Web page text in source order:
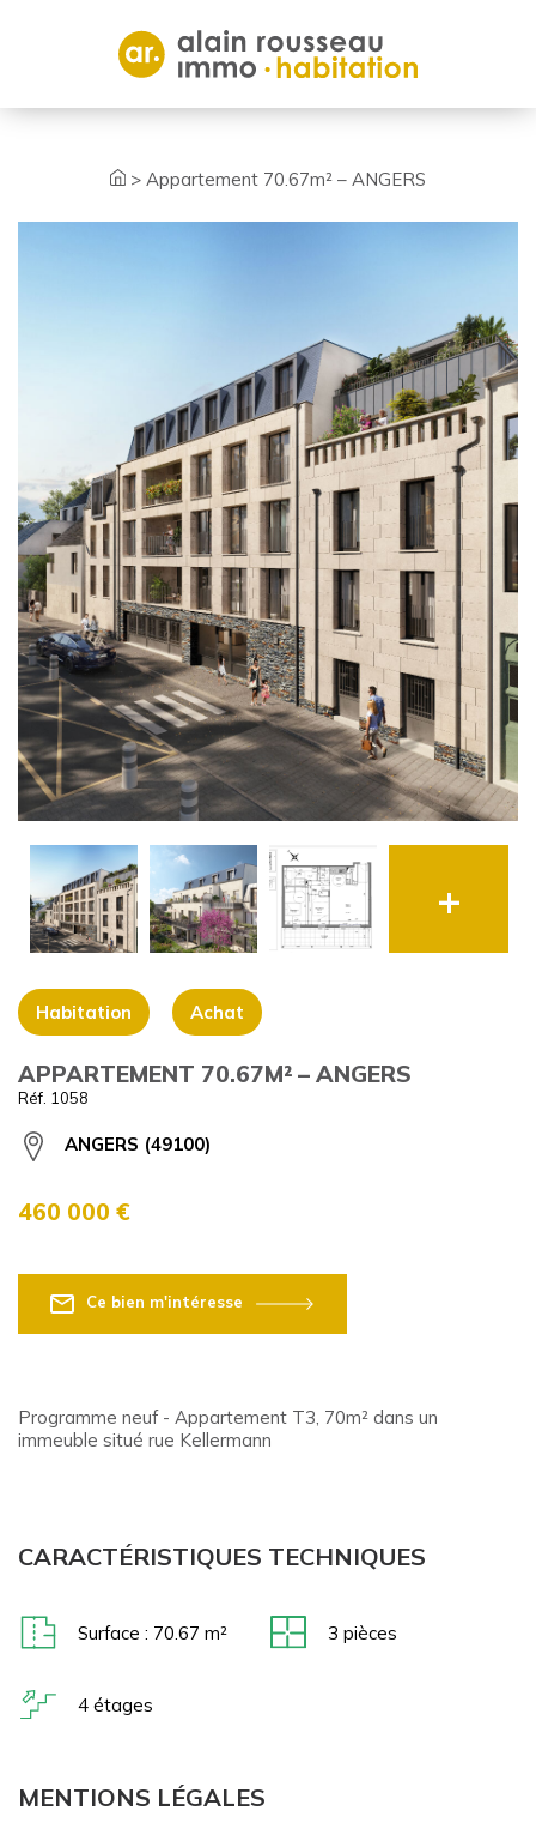
> Appartement 70.67m² – ANGERS
+
Habitation Achat
APPARTEMENT 70.67M² – ANGERS
Réf. 1058
ANGERS (49100)
460 000 €
Ce bien m'intéresse
Programme neuf - Appartement T3, 70m² dans un
immeuble situé rue Kellermann
CARACTÉRISTIQUES TECHNIQUES
Surface : 70.67 m² 3 pièces
4 étages
MENTIONS LÉGALES